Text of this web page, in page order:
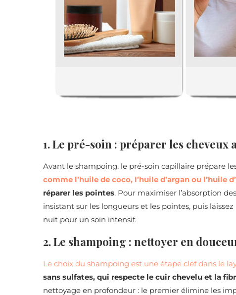
1. Le pré-soin : préparer les cheveux
Avant le shampoing, le pré-soin capillaire prépare
comme l’huile de coco, l’huile d’argan ou l’huile
réparer les pointes. Pour maximiser l’absorption
insistant sur les longueurs et les pointes, puis
nuit pour un soin intensif.
2. Le shampoing : nettoyer en
Le choix du shampoing est une étape clef dans le
sans sulfates, qui respecte le cuir chevelu et la
nettoyage en profondeur : le premier élimine les